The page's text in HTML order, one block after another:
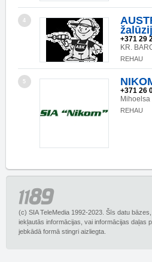
4
+371 29
KR.
REHAU
5
+371 26
Mihoelsa
REHAU
(c) SIA TeleMedia 1992-2023. Šīs datu
iekļautās informācijas, vai informācijas daļas
jebkādā formā stingri aizliegta.